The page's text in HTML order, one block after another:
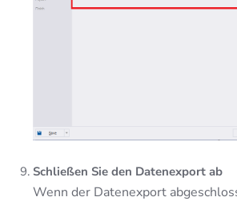
Schließen Sie den Datenexport ab
Wenn der Datenexport